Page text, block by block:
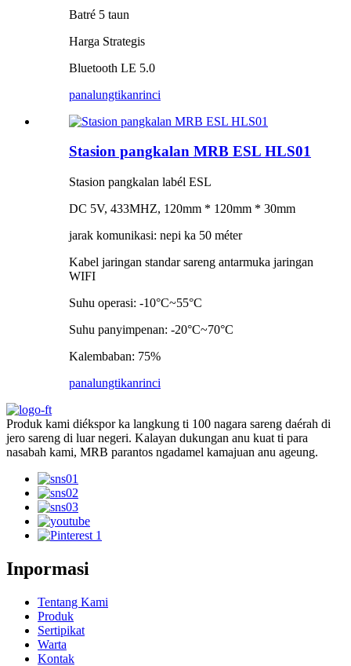
Batré 5 taun
Harga Strategis
Bluetooth LE 5.0
panalungtikanrinci
Stasion pangkalan MRB ESL HLS01
Stasion pangkalan labél ESL
DC 5V, 433MHZ, 120mm * 120mm * 30mm
jarak komunikasi: nepi ka 50 méter
Kabel jaringan standar sareng antarmuka jaringan
WIFI
Suhu operasi: -10°C~55°C
Suhu panyimpenan: -20°C~70°C
Kalembaban: 75%
panalungtikanrinci
Produk kami diékspor ka langkung ti 100 nagara sareng daérah di
jero sareng di luar negeri. Kalayan dukungan anu kuat ti para
nasabah kami, MRB parantos ngadamel kamajuan anu ageung.
Inpormasi
Tentang Kami
Produk
Sertipikat
Warta
Kontak